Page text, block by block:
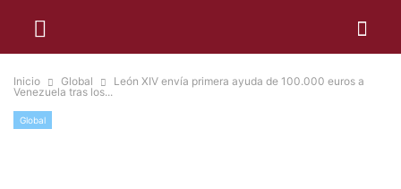
Inicio Global
León XIV envía primera ayuda de 100.000 euros a
Venezuela tras los...
Global